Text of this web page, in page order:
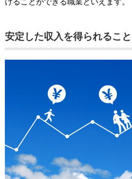
安定した収入を得られること